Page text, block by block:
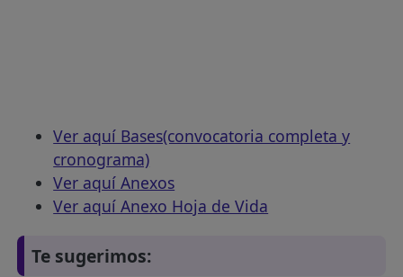
Ver aquí Bases(convocatoria completa y
cronograma)
Ver aquí Anexos
Ver aquí Anexo Hoja de Vida
Te sugerimos: